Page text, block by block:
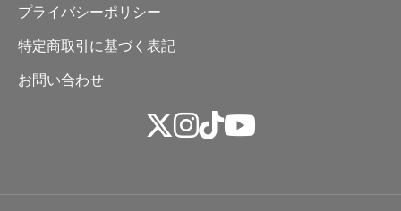
プライバシーポリシー
特定商取引に基づく表記
お問い合わせ